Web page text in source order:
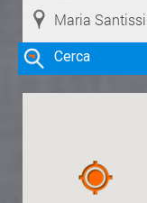
Cerca
Clicca su una
per